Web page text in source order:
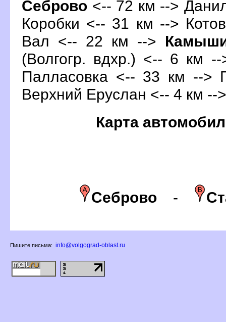
Себрово <-- 72 км -->
Коробки <-- 31 км -->
ал <-- 22 км -->
(Волгогр. вдхр.) <-- 6 км
Палласовка <-- 33 км -->
ерхний Еруслан <-- 4 км --
Карта
Себрово-
Пишите письма: info@volgograd-oblast.ru